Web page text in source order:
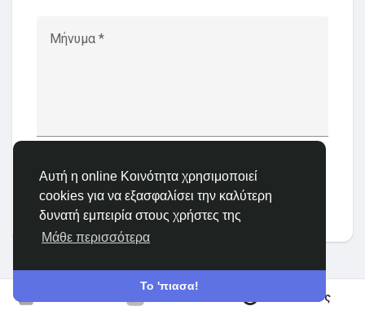
Αυτή η online Κοινότητα χρησιμοποιεί
cookies για να εξασφαλίσει την καλύτερη
δυνατή εμπειρία στους χρήστες της
Μάθε περισσότερα
Το 'πιασα!
Γίνε Μέλος
Σελίδες που μου αρέσουν
Δημοφιλείς δημοσιεύσεις
Μήνυμα *
Στέλνω